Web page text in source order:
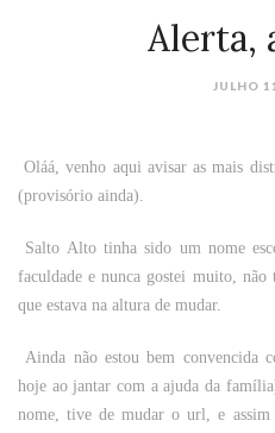
Alerta,
JULHO
Oláá, venho aqui avisar as mais
(provisório ainda).
Salto Alto tinha sido um nome
faculdade e nunca gostei muito,
que estava na altura de mudar.
Ainda não estou bem convencida
hoje ao jantar com a ajuda da
nome, tive de mudar o url, e assim